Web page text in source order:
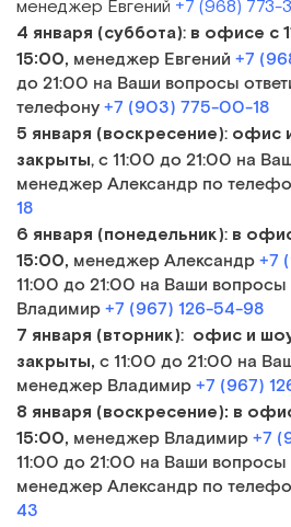
менеджер Евгений +7 (968) 773-
4 января (суббота): в офисе с
15:00, менеджер Евгений +7
до 21:00 на Ваши вопросы
телефону+7 (903) 775-00-18
5 января (воскресение): офис
закрыты, с 11:00 до 21:00 на
менеджер Александр по
18
6 января (понедельник): в
15:00, менеджер Александр+7
11:00 до 21:00 на Ваши вопросы
Владимир+7 (967) 126-54-98
7 января (вторник): офис и
закрыты, с 11:00 до 21:00 на
менеджер Владимир+7 (967)
8 января (воскресение): в
15:00, менеджер Владимир+7
11:00 до 21:00 на Ваши вопросы
менеджер Александр по
43